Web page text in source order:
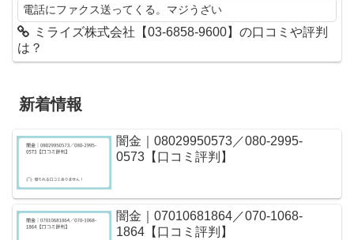
電話にファクス送ってくる。マジうざい
ミライズ株式会社【03-6858-9600】の口コミや評判
は？
新着情報
闇金｜08029950573／080-2995-
0573【口コミ評判】
闇金｜07010681864／070-1068-
1864【口コミ評判】